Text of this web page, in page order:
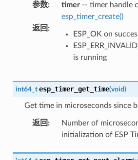
参数: timer-- timer handle
esp_timer_create()
返回 :
ESP_OK on
is running
int64_t esp_timer_get_time(void)
Get time in microseconds since
返回 :
Number of
initialization of ESP